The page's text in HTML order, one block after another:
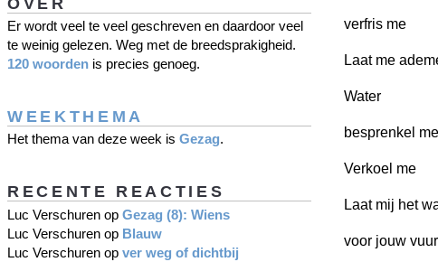
verfris me
Laat me
Water
besprenkel me
Verkoel me
Laat mij het
voor jouw
Er wordt veel te veel geschreven en daardoor veel
te weinig gelezen. Weg met de breedsprakigheid.
120 woorden is precies genoeg.
WEEKTHEMA
Het thema van deze week is Gezag.
RECENTE REACTIES
Luc Verschuren op Gezag (8): Wiens
Luc Verschuren op Blauw
Luc Verschuren op ver weg of dichtbij